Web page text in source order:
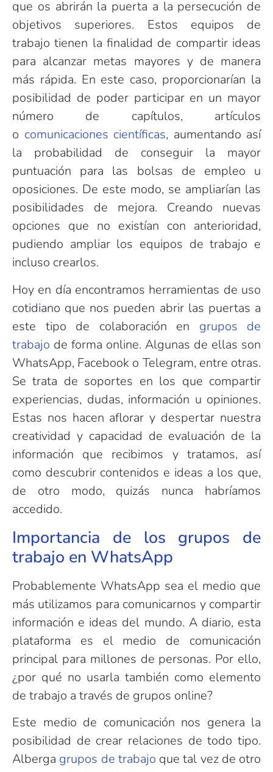
que os abrirán la puerta a la persecución de
objetivos superiores. Estos equipos de
trabajo tienen la finalidad de compartir ideas
para alcanzar metas mayores y de manera
más rápida. En este caso, proporcionarían la
posibilidad de poder participar en un mayor
número de capítulos, artículos
o comunicaciones científicas, aumentando así
la probabilidad de conseguir la mayor
puntuación para las bolsas de empleo u
oposiciones. De este modo, se ampliarían las
posibilidades de mejora. Creando nuevas
opciones que no existían con anterioridad,
pudiendo ampliar los equipos de trabajo e
incluso crearlos.
Hoy en día encontramos herramientas de uso
cotidiano que nos pueden abrir las puertas a
este tipo de colaboración en
grupos de
trabajo de forma online. Algunas de ellas son
WhatsApp, Facebook o Telegram, entre otras.
Se trata de soportes en los que compartir
experiencias, dudas, información u opiniones.
Estas nos hacen aflorar y despertar nuestra
creatividad y capacidad de evaluación de la
información que recibimos y tratamos, así
como descubrir contenidos e ideas a los que,
de otro modo, quizás nunca habríamos
accedido.
Importancia de los grupos de
trabajo en WhatsApp
Probablemente WhatsApp sea el medio que
más utilizamos para comunicarnos y compartir
información e ideas del mundo. A diario, esta
plataforma es el medio de comunicación
principal para millones de personas. Por ello,
¿por qué no usarla también como elemento
de trabajo a través de grupos online?
Este medio de comunicación nos genera la
posibilidad de crear relaciones de todo tipo.
Alberga grupos de trabajo que tal vez de otro